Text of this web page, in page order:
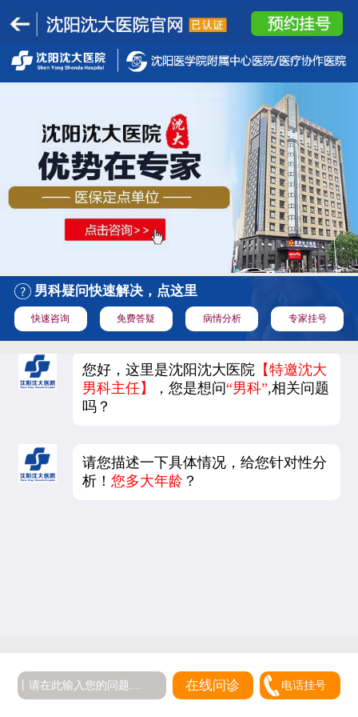
男科疑问快速解决，点这里
快速咨询 免费答疑 病情分析 专家挂号
您好，这里是沈阳沈大医院 【特邀沈大
男科主任】
，您是想问“男科”,相关问题
吗？
请您描述一下具体情况，给您针对性分
析！您多大年龄 ？
在线问诊 电话挂号